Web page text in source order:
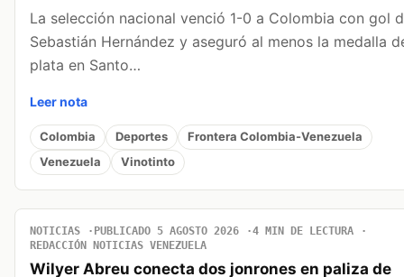
La selección nacional venció 1-0 a Colombia con gol
Sebastián Hernández y aseguró al menos la medalla
plata en Santo…
Leer nota
Colombia Deportes
Frontera Colombia-Venezuela
Venezuela
Vinotinto
NOTICIAS PUBLICADO 5 AGOSTO 2026
4 MIN DE LECTURA
REDACCIÓN NOTICIAS VENEZUELA
Wilyer Abreu conecta dos jonrones en paliza de